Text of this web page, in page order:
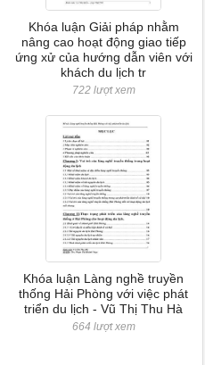
Khóa luận Giải pháp nhằm
nâng cao hoạt động giao tiếp
ứng xử của hướng dẫn viên với
khách du lịch tr
722 lượt xem
Khóa luận Làng nghề truyền
thống Hải Phòng với việc phát
triển du lịch - Vũ Thị Thu Hà
664 lượt xem